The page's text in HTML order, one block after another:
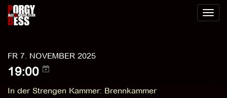
Toggle
FR 7. NOVEMBER 2025
19:00
In der Strengen Kammer: Brennkammer